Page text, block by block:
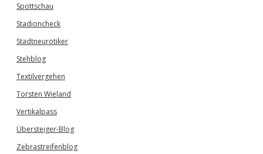
Spottschau
Stadioncheck
Stadtneurotiker
Stehblog
Textilvergehen
Torsten Wieland
Vertikalpass
Übersteiger-Blog
Zebrastreifenblog